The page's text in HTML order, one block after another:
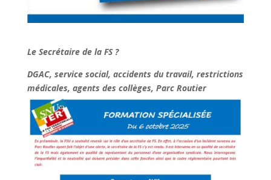
Le Secrétaire de la FS ?
DGAC, service social, accidents du travail, restrictions
médicales, agents des collèges, Parc Routier